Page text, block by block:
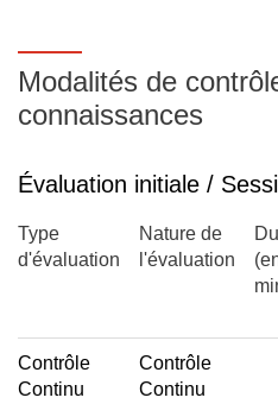
Modalités de
connaissances
Évaluation initiale /
Type
d'évaluation
Nature de
l'évaluation
Contrôle
Continu
Contrôle
Continu